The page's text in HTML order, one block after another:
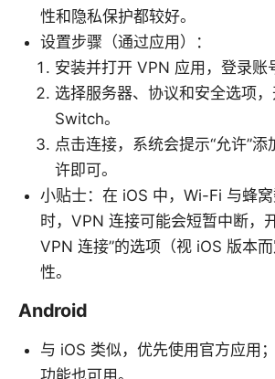
性和隐私保护都较好。
设置步骤（通过应用）：
安装并打开 VPN 应用，登录账
选择服务器、协议和安全选项
Switch。
点击连接，系统会提示“允许”
许即可。
小贴士：在 iOS 中，Wi-Fi 与蜂
时，VPN 连接可能会短暂中断，
VPN 连接”的选项（视 iOS 版本
性。
Android
与 iOS 类似，优先使用官方应用